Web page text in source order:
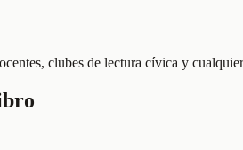
clubes de lectura cívica y